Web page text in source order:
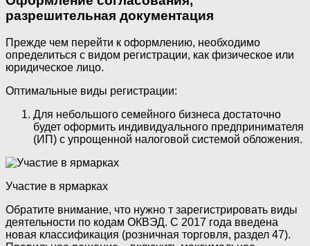
разрешительная документация
Прежде чем перейти к оформлению, необходимо
определиться с видом регистрации, как физическое или
юридическое лицо.
Оптимальные виды регистрации:
Для небольшого семейного бизнеса достаточно
будет оформить индивидуального предпринимателя
(ИП) с упрощенной налоговой системой обложения.
Участие в ярмарках
Обратите внимание, что нужно т зарегистрировать виды
деятельности по кодам ОКВЭД. С 2017 года введена
новая классификация (розничная торговля, раздел 47).